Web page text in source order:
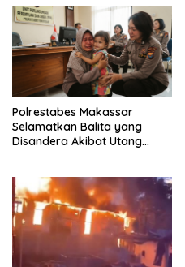
Polrestabes Makassar
Selamatkan Balita yang
Disandera Akibat Utang